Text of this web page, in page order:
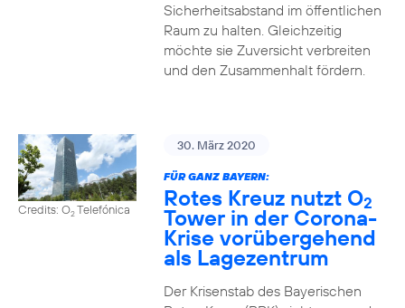
Sicherheitsabstand im öffentlichen
Raum zu halten. Gleichzeitig
möchte sie Zuversicht verbreiten
und den Zusammenhalt fördern.
Credits: O2Telefónica
30. März 2020
FÜR GANZ BAYERN:
Rotes Kreuz nutzt O2
Tower in der Corona-
Krise vorübergehend
als Lagezentrum
Der Krisenstab des Bayerischen